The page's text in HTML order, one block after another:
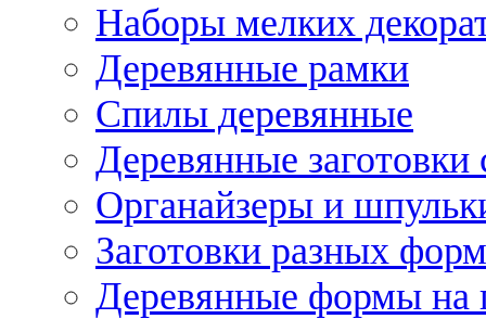
Наборы мелких
Деревянные рамки
Спилы деревянные
Деревянные заготовки
Органайзеры и
Заготовки разных
Деревянные формы на